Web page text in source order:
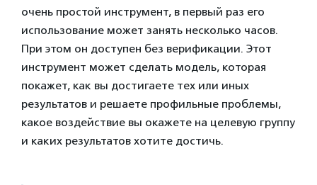
очень простой инструмент, в первый раз его
использование может занять несколько часов.
При этом он доступен без верификации. Этот
инструмент может сделать модель, которая
покажет, как вы достигаете тех или иных
результатов и решаете профильные проблемы,
какое воздействие вы окажете на целевую группу
и каких результатов хотите достичь.